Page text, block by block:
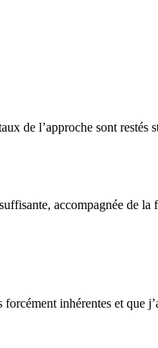
de l’approche sont restés
accompagnée de
inhérentes et que